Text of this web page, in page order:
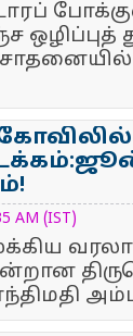
ஒழிப்புத்
AM (IST)